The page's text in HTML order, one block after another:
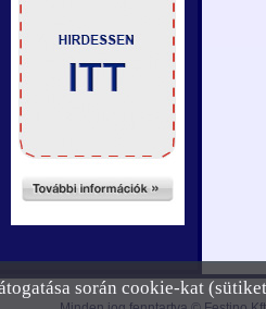
során cookie-kat